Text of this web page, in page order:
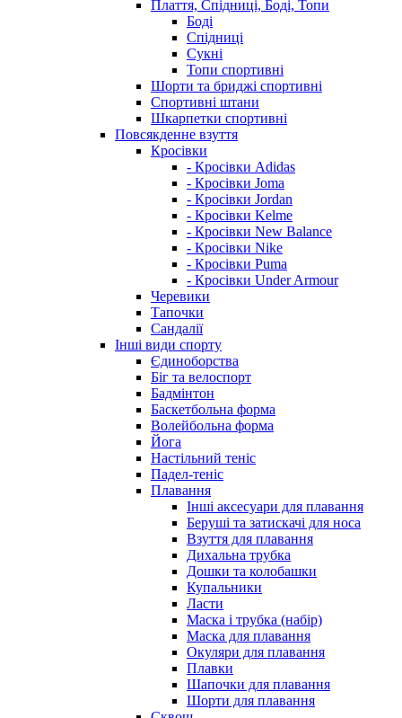
Плаття, Спідниці, Боді, Топи
Боді
Спідниці
Сукні
Топи спортивні
Шорти та бриджі спортивні
Спортивні штани
Шкарпетки спортивні
Повсякденне взуття
Кросівки
- Кросівки Adidas
- Кросівки Joma
- Кросівки Jordan
- Кросівки Kelme
- Кросівки New Balance
- Кросівки Nike
- Кросівки Puma
- Кросівки Under Armour
Черевики
Тапочки
Сандалії
Інші види спорту
Єдиноборства
Біг та велоспорт
Бадмінтон
Баскетбольна форма
Волейбольна форма
Йога
Настільний теніс
Падел-теніс
Плавання
Інші аксесуари для плавання
Беруші та затискачі для носа
Взуття для плавання
Дихальна трубка
Дошки та колобашки
Купальники
Ласти
Маска і трубка (набір)
Маска для плавання
Окуляри для плавання
Плавки
Шапочки для плавання
Шорти для плавання